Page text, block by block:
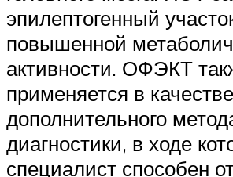
эпилептогенный
повышенной
активности. ОФЭКТ
применяется в качестве
дополнительного
диагностики, в ходе
специалист способен